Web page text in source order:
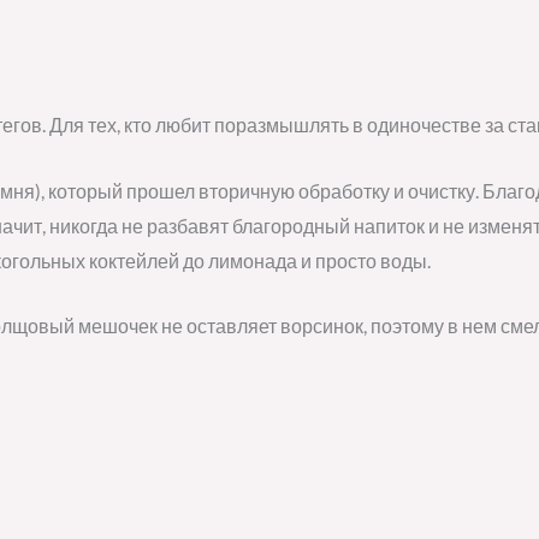
Для тех, кто любит поразмышлять в одиночестве за
который прошел вторичную обработку и очистку.
никогда не разбавят благородный напиток и не
коктейлей до лимонада и просто воды.
мешочек не оставляет ворсинок, поэтому в нем